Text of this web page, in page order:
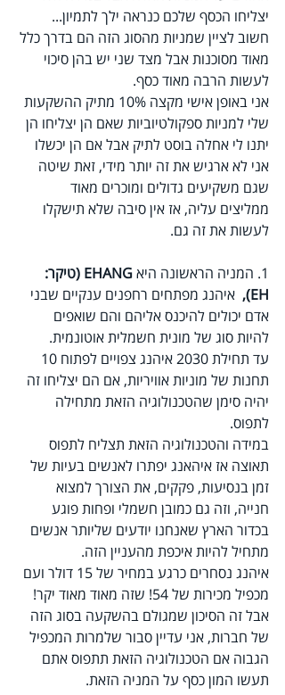
יצליחו הכסף שלכם כנראה ילך לתמיון...
חשוב לציין שמניות מהסוג הזה הם בדרך כלל
מאוד מסוכנות אבל מצד שני יש בהן סיכוי
לעשות הרבה מאוד כסף.
אני באופן אישי מקצה 10% מתיק ההשקעות
שלי למניות ספקולטיוביות שאם הן יצליחו הן
יתנו לי אחלה בוסט לתיק אבל אם הן יכשלו
אני לא ארגיש את זה יותר מידי, זאת שיטה
שגם משקיעים גדולים ומוכרים מאוד
ממליצים עליה, אז אין סיבה שלא תישקלו
לעשות את זה גם.
1. המניה הראשונה היא
EHANG (טיקר:
EH),
איהנג מפתחים רחפנים ענקיים שבני
אדם יכולים להיכנס אליהם והם שואפים
להיות סוג של מונית חשמלית אוטונמית.
תחנות של מוניות אוויריות, אם הם יצליחו זה
יהיה סימן שהטכנולוגיה הזאת מתחילה
לתפוס.
במידה והטכנולוגיה הזאת תצליח לתפוס
תאוצה אז איהאנג יפתרו לאנשים בעיות של
זמן בנסיעות, פקקים, את הצורך למצוא
חנייה, וזה גם כמובן חשמלי ופחות פוגע
בכדור הארץ שאנחנו יודעים שליותר אנשים
מתחיל להיות איכפת מהעניין הזה.
איהנג נסחרים כרגע במחיר של 15 דולר ועם
מכפיל מכירות של 54! שזה מאוד מאוד יקר!
אבל זה הסיכון שמגולם בהשקעה בסוג הזה
של חברות, אני עדיין סבור שלמרות המכפיל
הגבוה אם הטכנולוגיה הזאת תתפוס אתם
תעשו המון כסף על המניה הזאת.